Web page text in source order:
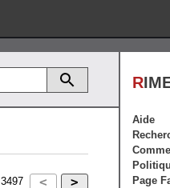
3497
R
Aide
Page